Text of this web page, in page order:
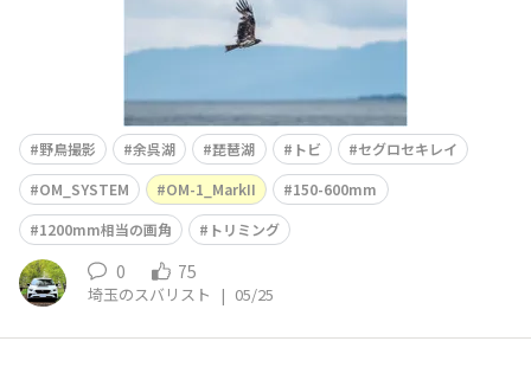
野鳥撮影 余呉湖 琵琶湖 トビ
セグロセキレイ
OM_SYSTEM
OM-1_MarkII
150-600mm
1200mm相当の画角
トリミング
0 75
埼玉のスバリスト | 05/25